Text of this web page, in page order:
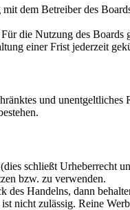
dem Betreiber des
die Nutzung des
einer Frist jederzeit
und
schließt
bzw. zu verwenden.
Handelns, dann
nicht zulässig. Reine